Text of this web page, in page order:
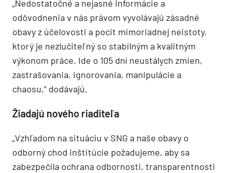
„Nedostatočné a nejasné informácie a
odôvodnenia v nás právom vyvolávajú zásadné
obavy z účelovosti a pocit mimoriadnej neistoty,
ktorý je nezlučiteľný so stabilným a kvalitným
výkonom práce. Ide o 105 dní neustálych zmien,
zastrašovania, ignorovania, manipulácie a
chaosu,“ dodávajú.
Žiadajú nového riaditeľa
„Vzhľadom na situáciu v SNG a naše obavy o
odborný chod inštitúcie požadujeme, aby sa
zabezpečila ochrana odbornosti, transparentnosti